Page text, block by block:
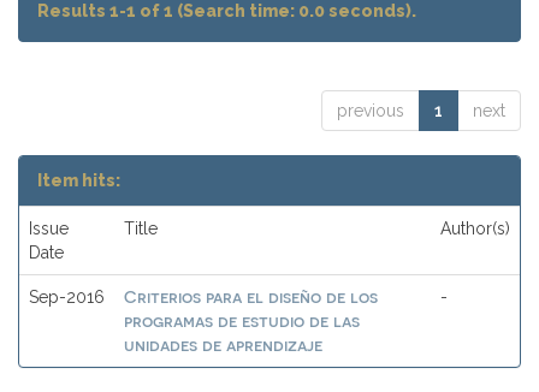
Results 1-1 of 1 (Search time: 0.0 seconds).
previous 1 next
Item hits:
Issue
Date
Title Author(s)
Sep-2016
Criterios para el diseño de los
programas de estudio de las
unidades de aprendizaje
-